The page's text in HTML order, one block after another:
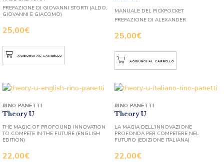
25,00€
PREFAZIONE DI GIOVANNI STORTI (ALDO,
GIOVANNI E GIACOMO)
AGGIUNGI AL CARRELLO
25,00€
MANUALE DEL PICKPOCKET
PREFAZIONE DI ALEXANDER
AGGIUNGI AL CARRELLO
Theory U
22,00€
RINO PANETTI
THE MAGIC OF PROFOUND INNOVATION
TO COMPETE IN THE FUTURE (ENGLISH
EDITION)
Theory U
22,00€
RINO PANETTI
LA MAGIA DELL’INNOVAZIONE
PROFONDA PER COMPETERE NEL
FUTURO (EDIZIONE ITALIANA)